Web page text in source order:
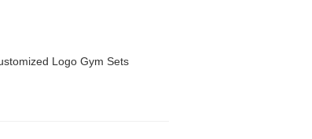
Logo Gym Sets